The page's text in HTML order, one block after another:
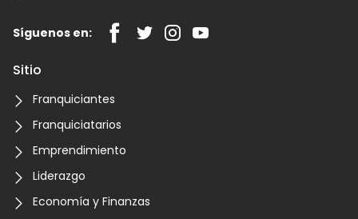
Síguenos en:
Sitio
Franquiciantes
Franquiciatarios
Emprendimiento
Liderazgo
Economía y Finanzas